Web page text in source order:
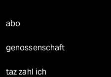
abo
genossenschaft
taz zahl ich